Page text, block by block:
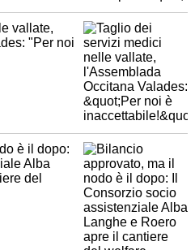
vallate,
"Per noi
è il dopo:
Alba
del